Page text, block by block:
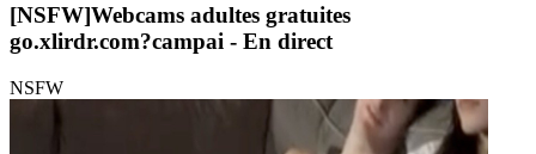
[NSFW]Webcams adultes gratuites
go.xlirdr.com?campai - En direct
NSFW